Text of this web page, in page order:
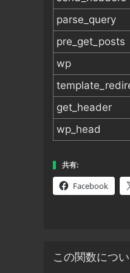
parse_query
pre_get_posts
wp
get_header
wp_head
共有:
Facebook
この関数につ